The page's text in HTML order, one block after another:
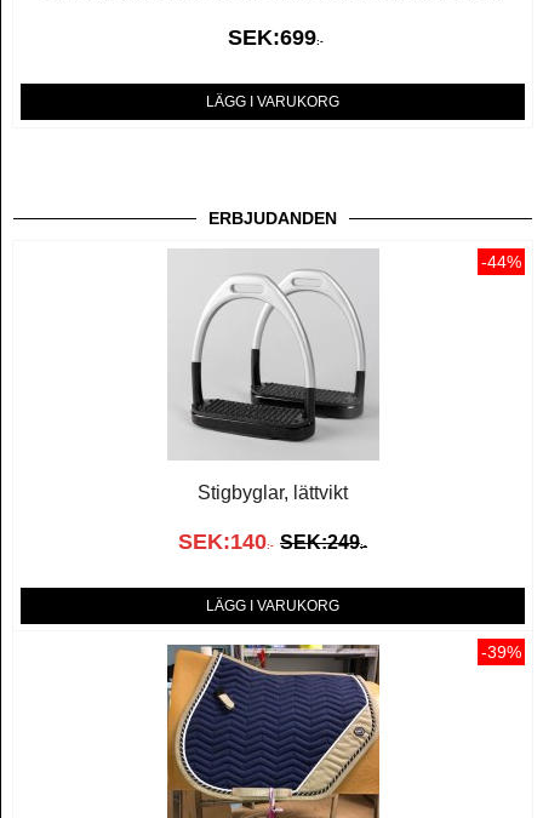
SEK:699:-
LÄGG I VARUKORG
ERBJUDANDEN
-44%
Stigbyglar, lättvikt
SEK:140:- SEK:249:-
LÄGG I VARUKORG
-39%